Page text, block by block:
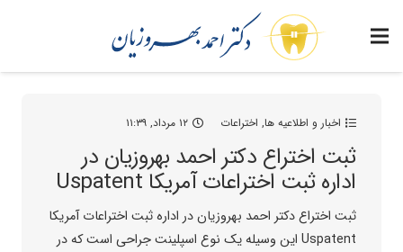
اخبار و اطلاعیه ها, اختراعات ۱۲ مرداد, ۱۱:۳۹
ثبت اختراع دکتر احمد بهروزیان در
اداره ثبت اختراعات آمریکا Uspatent
ثبت اختراع دکتر احمد بهروزیان در اداره ثبت اختراعات آمریکا
Uspatent این وسیله یک نوع اسپلینت جراحی است که در